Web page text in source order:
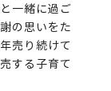
一緒に過ご
の思いをた
売り続けて
する子育て